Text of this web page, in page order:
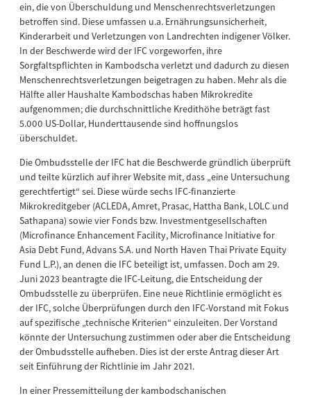
ein, die von Überschuldung und Menschenrechtsverletzungen
betroffen sind. Diese umfassen u.a. Ernährungsunsicherheit,
Kinderarbeit und Verletzungen von Landrechten indigener Völker.
In der Beschwerde wird der IFC vorgeworfen, ihre
Sorgfaltspflichten in Kambodscha verletzt und dadurch zu diesen
Menschenrechtsverletzungen beigetragen zu haben. Mehr als die
Hälfte aller Haushalte Kambodschas haben Mikrokredite
aufgenommen; die durchschnittliche Kredithöhe beträgt fast
5.000 US-Dollar, Hunderttausende sind hoffnungslos
überschuldet.
Die Ombudsstelle der IFC hat die Beschwerde gründlich überprüft
und teilte kürzlich auf ihrer Website mit, dass „eine Untersuchung
gerechtfertigt“ sei. Diese würde sechs IFC-finanzierte
Mikrokreditgeber (ACLEDA, Amret, Prasac, Hattha Bank, LOLC und
Sathapana) sowie vier Fonds bzw. Investmentgesellschaften
(Microfinance Enhancement Facility, Microfinance Initiative for
Asia Debt Fund, Advans S.A. und North Haven Thai Private Equity
Fund L.P.), an denen die IFC beteiligt ist, umfassen. Doch am 29.
Juni 2023 beantragte die IFC-Leitung, die Entscheidung der
Ombudsstelle zu überprüfen. Eine neue Richtlinie ermöglicht es
der IFC, solche Überprüfungen durch den IFC-Vorstand mit Fokus
auf spezifische „technische Kriterien“ einzuleiten. Der Vorstand
könnte der Untersuchung zustimmen oder aber die Entscheidung
der Ombudsstelle aufheben. Dies ist der erste Antrag dieser Art
seit Einführung der Richtlinie im Jahr 2021.
In einer Pressemitteilung der kambodschanischen